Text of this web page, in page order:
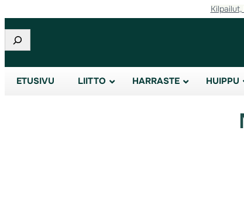
Etsi
ETUSIVU LIITTO HARRASTE HUIPPU